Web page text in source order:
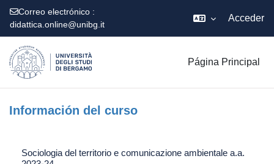
Correo electrónico :
didattica.online@unibg.it
Acceder
Página Principal
Información del curso
Sociologia del territorio e comunicazione ambientale a.a.